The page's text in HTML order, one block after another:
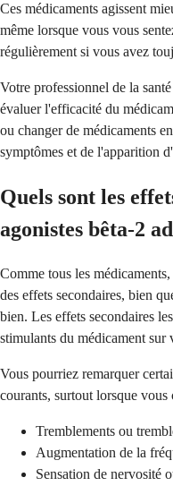
Ces médicaments agissent
même lorsque vous vous
régulièrement si vous avez
Votre professionnel de la
évaluer l'efficacité du
ou changer de médicaments
symptômes et de l'apparition
Quels sont les
agonistes bêta-2
Comme tous les
des effets secondaires, bien
bien. Les effets secondaires
stimulants du médicament sur
Vous pourriez remarquer
courants, surtout lorsque vous
Tremblements ou
Augmentation de la
Sensation de nervosité